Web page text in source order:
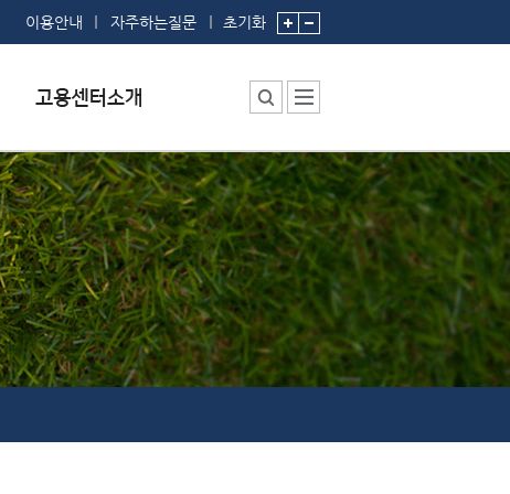
이용안내 자주하는질문 초기화
센터소장 인사말
센터에서 하는 일
부서 및 직원소개
시설안내
찾아오시는 길